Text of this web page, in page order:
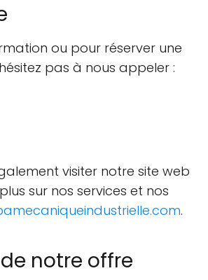
ou pour réserver une
pas à nous appeler :
visiter notre site web
sur nos services et nos
.
notre offre